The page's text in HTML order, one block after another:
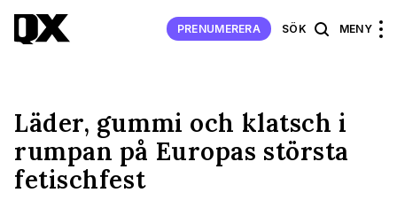
PRENUMERERA SÖK MENY
Läder, gummi och klatsch i
rumpan på Europas största
fetischfest